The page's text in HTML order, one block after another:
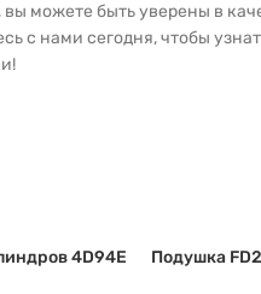
можете быть уверены в
с нами сегодня, чтобы
4D94E Подушка